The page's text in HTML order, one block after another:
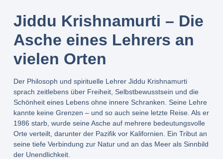
Jiddu Krishnamurti – Die
Asche eines Lehrers an
vielen Orten
Der Philosoph und spirituelle Lehrer Jiddu Krishnamurti
sprach zeitlebens über Freiheit, Selbstbewusstsein und die
Schönheit eines Lebens ohne innere Schranken. Seine Lehre
kannte keine Grenzen – und so auch seine letzte Reise. Als er
1986 starb, wurde seine Asche auf mehrere bedeutungsvolle
Orte verteilt, darunter der Pazifik vor Kalifornien. Ein Tribut an
seine tiefe Verbindung zur Natur und an das Meer als Sinnbild
der Unendlichkeit.